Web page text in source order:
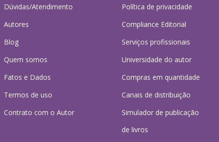
Dúvidas/Atendimento
Autores
Blog
Quem somos
Fatos e Dados
Termos de uso
Contrato com o Autor
Política de privacidade
Compliance Editorial
Serviços profissionais
Universidade do autor
Compras em quantidade
Canais de distribuição
Simulador de publicação
de livros